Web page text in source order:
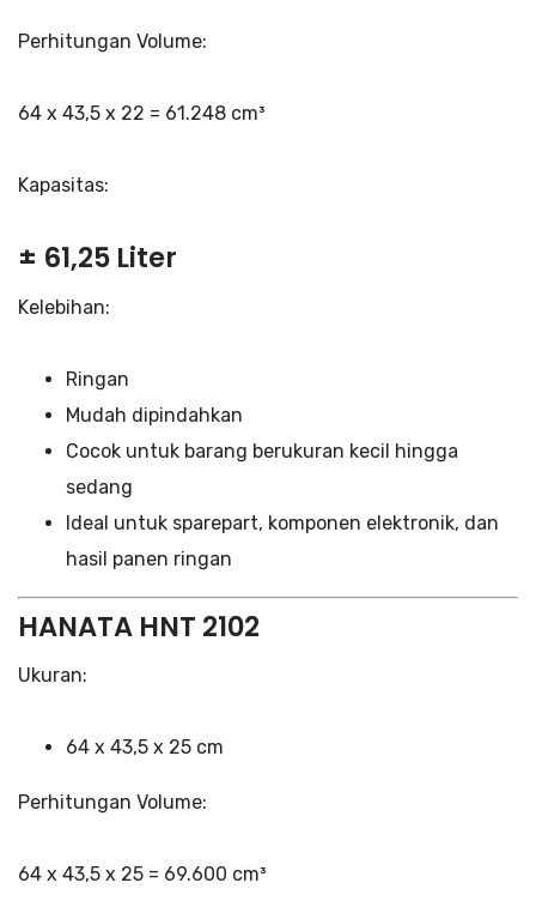
Perhitungan Volume:
64 x 43,5 x 22 = 61.248 cm³
Kapasitas:
± 61,25 Liter
Kelebihan:
Ringan
Mudah dipindahkan
Cocok untuk barang berukuran kecil hingga
sedang
Ideal untuk sparepart, komponen elektronik, dan
hasil panen ringan
HANATA HNT 2102
Ukuran:
64 x 43,5 x 25 cm
Perhitungan Volume:
64 x 43,5 x 25 = 69.600 cm³